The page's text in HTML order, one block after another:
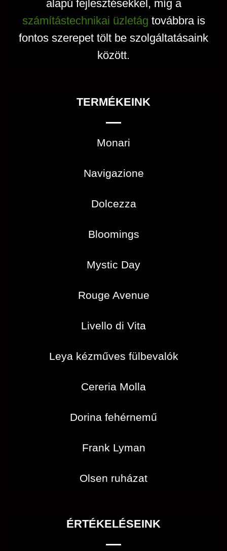
alapú fejlesztésekkel, míg a
számítástechnikai üzletág továbbra is
fontos szerepet tölt be szolgáltatásaink
között.
TERMÉKEINK
Monari
Navigazione
Dolcezza
Bloomings
Mystic Day
Rouge Avenue
Livello di Vita
Leya kézműves fülbevalók
Cereria Molla
Dorina fehérnemű
Frank Lyman
Olsen ruházat
ÉRTÉKELÉSEINK